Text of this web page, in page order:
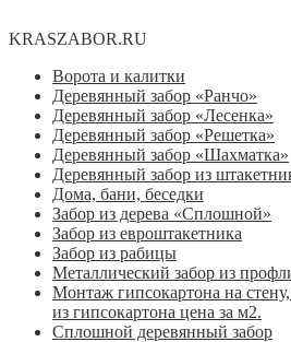
KRASZABOR.RU
Ворота и калитки
Деревянный забор «Ранчо»
Деревянный забор «Лесенка»
Деревянный забор «Решетка»
Деревянный забор «Шахматка»
Деревянный забор из
Дома, бани, беседки
Забор из дерева «Сплошной»
Забор из евроштакетника
Забор из рабицы
Металлический забор из
Монтаж гипсокартона на
из гипсокартона цена за м2.
Сплошной деревянный забор